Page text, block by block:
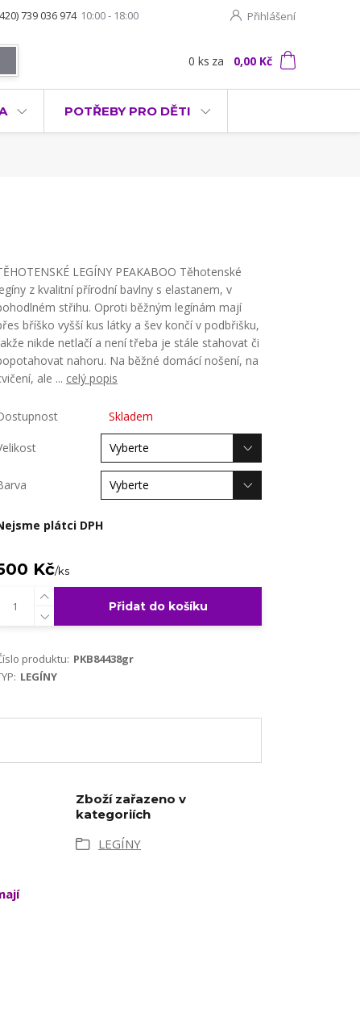
Přihlášení
739 036 974 10:00 - 18:00
0 ks za 0,00 Kč
POTŘEBY PRO DĚTI
LEGÍNY PEAKABOO Těhotenské
z kvalitní přírodní bavlny s elastanem, v
střihu. Oproti běžným legínám mají
bříško vyšší kus látky a šev končí v podbřišku,
nikde netlačí a není třeba je stále stahovat či
nahoru. Na běžné domácí nošení, na
ale ... celý popis
Skladem
plátci DPH
Kč/ks
Přidat do košíku
produktu: PKB84438gr
LEGÍNY
Zboží zařazeno v
kategoriích
LEGÍNY